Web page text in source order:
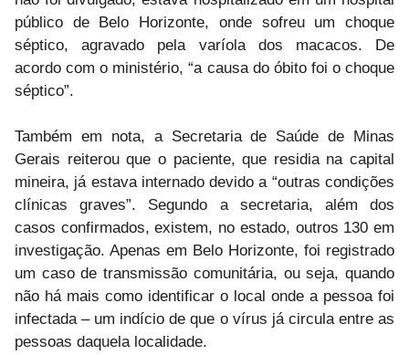
público de Belo Horizonte, onde sofreu um choque
séptico, agravado pela varíola dos macacos. De
acordo com o ministério, “a causa do óbito foi o choque
séptico”.
Também em nota, a Secretaria de Saúde de Minas
Gerais reiterou que o paciente, que residia na capital
mineira, já estava internado devido a “outras condições
clínicas graves”. Segundo a secretaria, além dos
casos confirmados, existem, no estado, outros 130 em
investigação. Apenas em Belo Horizonte, foi registrado
um caso de transmissão comunitária, ou seja, quando
não há mais como identificar o local onde a pessoa foi
infectada – um indício de que o vírus já circula entre as
pessoas daquela localidade.